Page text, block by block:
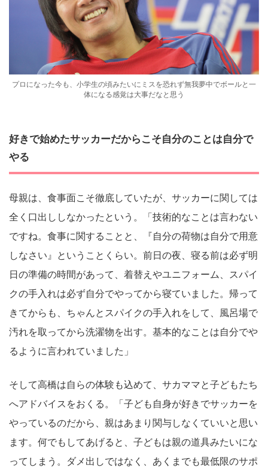
プロになった今も、小学生の頃みたいにミスを恐れず無我夢中でボールと一
体になる感覚は大事だなと思う
好きで始めたサッカーだからこそ自分のことは自分で
やる
母親は、食事面こそ徹底していたが、サッカーに関しては
全く口出ししなかったという。「技術的なことは言わない
ですね。食事に関することと、『自分の荷物は自分で用意
しなさい』ということくらい。前日の夜、寝る前は必ず明
日の準備の時間があって、着替えやユニフォーム、スパイ
クの手入れは必ず自分でやってから寝ていました。帰って
きてからも、ちゃんとスパイクの手入れをして、風呂場で
汚れを取ってから洗濯物を出す。基本的なことは自分でや
るように言われていました」
そして高橋は自らの体験も込めて、サカママと子どもたち
へアドバイスをおくる。「子ども自身が好きでサッカーを
やっているのだから、親はあまり関与しなくていいと思い
ます。何でもしてあげると、子どもは親の道具みたいにな
ってしまう。ダメ出しではなく、あくまでも最低限のサポ